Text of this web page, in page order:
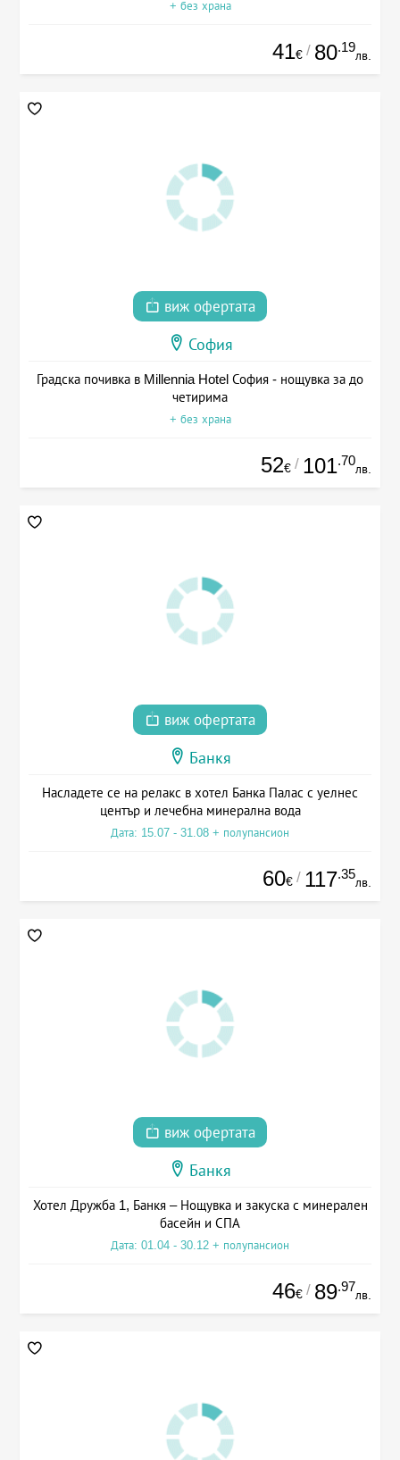
+ без храна
41€ / 80.19
лв.
виж офертата
София
Градска почивка в Millennia Hotel София - нощувка за до
четирима
+ без храна
52€ / 101.70
лв.
виж офертата
Банкя
Насладете се на релакс в хотел Банка Палас с уелнес
център и лечебна минерална вода
Дата: 15.07 - 31.08 + полупансион
60€ / 117.35
лв.
виж офертата
Банкя
Хотел Дружба 1, Банкя – Нощувка и закуска с минерален
басейн и СПА
Дата: 01.04 - 30.12 + полупансион
46€ / 89.97
лв.